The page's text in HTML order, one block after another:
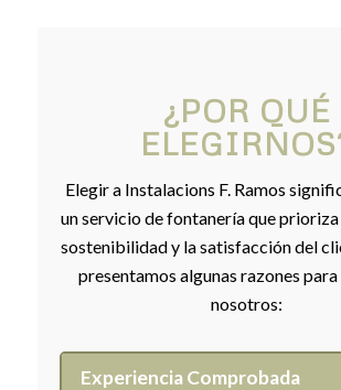
¿POR QUÉ
Elegir a Instalacions F. Ramos
un servicio de fontanería que
sostenibilidad y la satisfacción del
presentamos algunas razones
nosotros:
Experiencia Comprobada